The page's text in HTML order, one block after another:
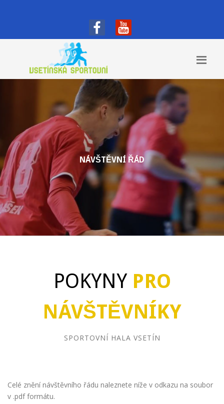
NÁVŠTĚVNÍ ŘÁD
POKYNYPRO
NÁVŠTĚVNÍKY
SPORTOVNÍ HALA VSETÍN
Celé znění návštěvního řádu naleznete níže v odkazu na soubor
v .pdf formátu.